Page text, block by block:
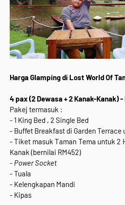
Harga Glamping di Lost World Of
4 pax (2 Dewasa + 2 Kanak-Kanak) -
Pakej termasuk :
- 1 King Bed , 2 Single Bed
- Buffet Breakfast di Garden Terrace
- Tiket masuk Taman Tema untuk 2
Kanak (bernilai RM452)
- Power Socket
- Tuala
- Kelengkapan Mandi
- Kipas